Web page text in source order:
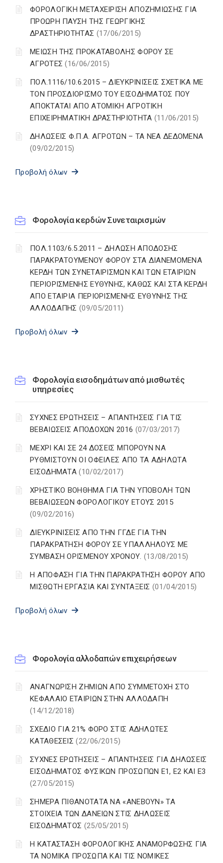
ΦΟΡΟΛΟΓΙΚΗ ΜΕΤΑΧΕΙΡΙΣΗ ΑΠΟΖΗΜΙΩΣΗΣ ΓΙΑ
ΠΡΟΩΡΗ ΠΑΥΣΗ ΤΗΣ ΓΕΩΡΓΙΚΗΣ
ΔΡΑΣΤΗΡΙΟΤΗΤΑΣ (17/06/2015)
ΜΕΙΩΣΗ ΤΗΣ ΠΡΟΚΑΤΑΒΟΛΗΣ ΦΟΡΟΥ ΣΕ
ΑΓΡΟΤΕΣ(16/06/2015)
ΠΟΛ.1116/10.6.2015 – ΔΙΕΥΚΡΙΝΙΣΕΙΣ ΣΧΕΤΙΚΑ ΜΕ
ΤΟΝ ΠΡΟΣΔΙΟΡΙΣΜΟ ΤΟΥ ΕΙΣΟΔΗΜΑΤΟΣ ΠΟΥ
ΑΠΟΚΤΑΤΑΙ ΑΠΟ ΑΤΟΜΙΚΗ ΑΓΡΟΤΙΚΗ
ΕΠΙΧΕΙΡΗΜΑΤΙΚΗ ΔΡΑΣΤΗΡΙΟΤΗΤΑ (11/06/2015)
ΔΗΛΩΣΕΙΣ Φ.Π.Α. ΑΓΡΟΤΩΝ – ΤΑ ΝΕΑ ΔΕΔΟΜΕΝΑ
(09/02/2015)
Προβολή όλων
Φορολογία κερδών Συνεταιρισμών
ΠΟΛ.1103/6.5.2011 – ΔΗΛΩΣΗ ΑΠΟΔΟΣΗΣ
ΠΑΡΑΚΡΑΤΟΥΜΕΝΟΥ ΦΟΡΟΥ ΣΤΑ ΔΙΑΝΕΜΟΜΕΝΑ
ΚΕΡΔΗ ΤΩΝ ΣΥΝΕΤΑΙΡΙΣΜΩΝ ΚΑΙ ΤΩΝ ΕΤΑΙΡΙΩΝ
ΠΕΡΙΟΡΙΣΜΕΝΗΣ ΕΥΘΥΝΗΣ, ΚΑΘΩΣ ΚΑΙ ΣΤΑ ΚΕΡΔΗ
ΑΠΟ ΕΤΑΙΡΙΑ ΠΕΡΙΟΡΙΣΜΕΝΗΣ ΕΥΘΥΝΗΣ ΤΗΣ
ΑΛΛΟΔΑΠΗΣ(09/05/2011)
Προβολή όλων
Φορολογία εισοδημάτων από μισθωτές
υπηρεσίες
ΣΥΧΝΕΣ ΕΡΩΤΗΣΕΙΣ – ΑΠΑΝΤΗΣΕΙΣ ΓΙΑ ΤΙΣ
ΒΕΒΑΙΩΣΕΙΣ ΑΠΟΔΟΧΩΝ 2016 (07/03/2017)
ΜΕΧΡΙ ΚΑΙ ΣΕ 24 ΔΟΣΕΙΣ ΜΠΟΡΟΥΝ ΝΑ
ΡΥΘΜΙΣΤΟΥΝ ΟΙ ΟΦΕΙΛΕΣ ΑΠΟ ΤΑ ΑΔΗΛΩΤΑ
ΕΙΣΟΔΗΜΑΤΑ(10/02/2017)
ΧΡΗΣΤΙΚΟ ΒΟΗΘΗΜΑ ΓΙΑ ΤΗΝ ΥΠΟΒΟΛΗ ΤΩΝ
ΒΕΒΑΙΩΣΕΩΝ ΦΟΡΟΛΟΓΙΚΟΥ ΕΤΟΥΣ 2015
(09/02/2016)
ΔΙΕΥΚΡΙΝΙΣΕΙΣ ΑΠΟ ΤΗΝ ΓΓΔΕ ΓΙΑ ΤΗΝ
ΠΑΡΑΚΡΑΤΗΣΗ ΦΟΡΟΥ ΣΕ ΥΠΑΛΛΗΛΟΥΣ ΜΕ
ΣΥΜΒΑΣΗ ΟΡΙΣΜΕΝΟΥ ΧΡΟΝΟΥ. (13/08/2015)
Η ΑΠΟΦΑΣΗ ΓΙΑ ΤΗΝ ΠΑΡΑΚΡΑΤΗΣΗ ΦΟΡΟΥ ΑΠΟ
ΜΙΣΘΩΤΗ ΕΡΓΑΣΙΑ ΚΑΙ ΣΥΝΤΑΞΕΙΣ(01/04/2015)
Προβολή όλων
Φορολογία αλλοδαπών επιχειρήσεων
ΑΝΑΓΝΩΡΙΣΗ ΖΗΜΙΩΝ ΑΠΟ ΣΥΜΜΕΤΟΧΗ ΣΤΟ
ΚΕΦΑΛΑΙΟ ΕΤΑΙΡΙΩΝ ΣΤΗΝ ΑΛΛΟΔΑΠΗ
(14/12/2018)
ΣΧΕΔΙΟ ΓΙΑ 21% ΦΟΡΟ ΣΤΙΣ ΑΔΗΛΩΤΕΣ
ΚΑΤΑΘΕΣΕΙΣ(22/06/2015)
ΣΥΧΝΕΣ ΕΡΩΤΗΣΕΙΣ – ΑΠΑΝΤΗΣΕΙΣ ΓΙΑ ΔΗΛΩΣΕΙΣ
ΕΙΣΟΔΗΜΑΤΟΣ ΦΥΣΙΚΩΝ ΠΡΟΣΩΠΩΝ Ε1, Ε2 ΚΑΙ Ε3
(27/05/2015)
ΣΗΜΕΡΑ ΠΙΘΑΝΟΤΑΤΑ ΝΑ «ΑΝΕΒΟΥΝ» ΤΑ
ΣΤΟΙΧΕΙΑ ΤΩΝ ΔΑΝΕΙΩΝ ΣΤΙΣ ΔΗΛΩΣΕΙΣ
ΕΙΣΟΔΗΜΑΤΟΣ (25/05/2015)
Η ΚΑΤΑΣΤΑΣΗ ΦΟΡΟΛΟΓΙΚΗΣ ΑΝΑΜΟΡΦΩΣΗΣ ΓΙΑ
ΤΑ ΝΟΜΙΚΑ ΠΡΟΣΩΠΑ ΚΑΙ ΤΙΣ ΝΟΜΙΚΕΣ